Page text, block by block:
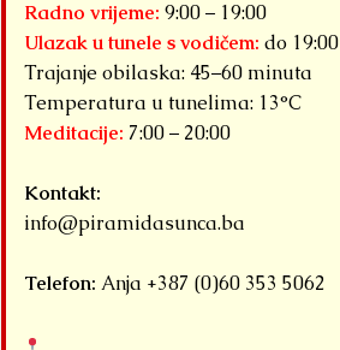
Radno vrijeme: 9:00 – 19:00
Ulazak u tunele s vodičem: do 19:00
Trajanje obilaska: 45–60 minuta
Temperatura u tunelima: 13°C
Meditacije: 7:00 – 20:00
Kontakt:
info@piramidasunca.ba
Telefon: Anja +387 (0)60 353 5062